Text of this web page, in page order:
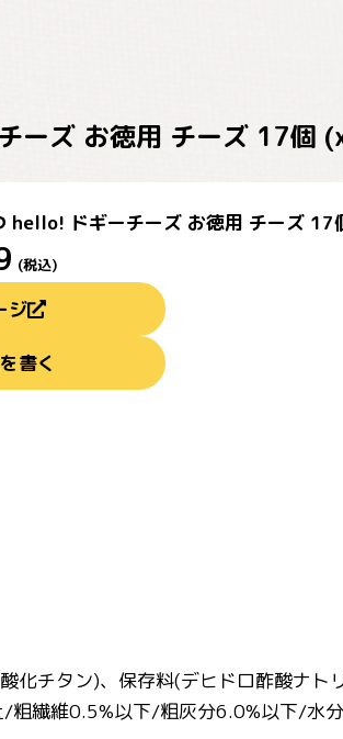
ーズ お徳用 チーズ 17個
hello! ドギーチーズ お徳用 チーズ
(税込)
ジ
書く
化チタン)、保存料(デヒドロ酢酸ナト
繊維0.5%以下/粗灰分6.0%以下/水